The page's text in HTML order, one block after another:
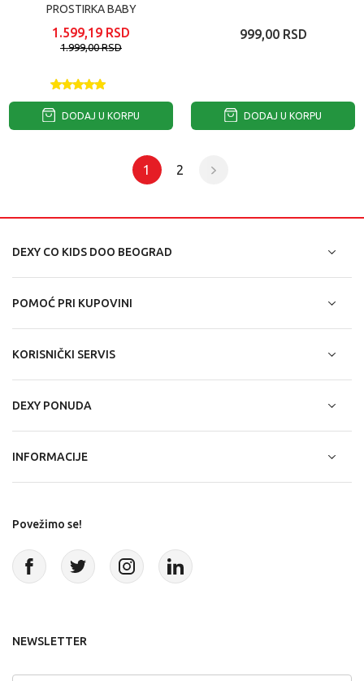
PROSTIRKA BABY
KONCERT
1.599,19 RSD
1.999,00RSD
DODAJ U KORPU
999,00 RSD
DODAJ U KORPU
1 2
DEXY CO KIDS DOO BEOGRAD
POMOĆ PRI KUPOVINI
KORISNIČKI SERVIS
DEXY PONUDA
INFORMACIJE
Povežimo se!
NEWSLETTER